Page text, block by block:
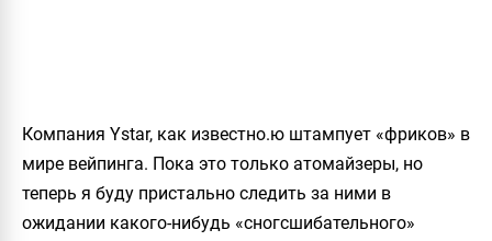
Компания Ystar, как известно.ю штампует «фриков» в
мире вейпинга. Пока это только атомайзеры, но
теперь я буду пристально следить за ними в
ожидании какого-нибудь «сногсшибательного»